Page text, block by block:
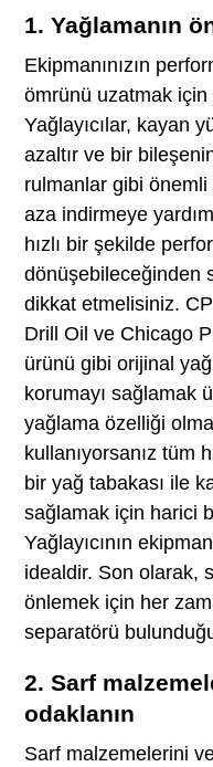
1. Yağlamanın
Ekipmanınızın
ömrünü uzatmak
Yağlayıcılar, kayan
azaltır ve bir
rulmanlar gibi önemli
aza indirmeye
hızlı bir şekilde
dönüşebileceğinden
dikkat etmelisiniz.
Drill Oil ve Chicago
ürünü gibi orijinal
korumayı sağlamak
yağlama özelliği
kullanıyorsanız tüm
bir yağ tabakası ile
sağlamak için harici
Yağlayıcının
idealdir. Son olarak,
önlemek için her
separatörü
2. Sarf
odaklanın
Sarf malzemelerini